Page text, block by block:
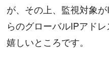
が、その上、監視対象
らのグローバルIPアド
嬉しいところです。